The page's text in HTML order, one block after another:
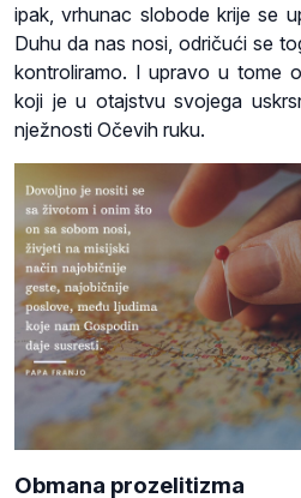
ipak, vrhunac slobode krije se
Duhu da nas nosi, odričući se
kontroliramo. I upravo u tome
koji je u otajstvu svojega
nježnosti Očevih ruku.
Obmana prozelitizma